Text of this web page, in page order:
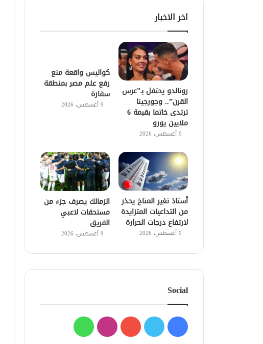
اخر الاخبار
رونالدو يحتفل بـ”عرس
القرن”.. وجورجينا
ترتدى خاتما بقيمة 6
ملايين يورو
9 أغسطس، 2026
كواليس واقعة منع
رفع علم مصر بمنطقة
سقارة
9 أغسطس، 2026
أستاذ تغير المناخ يحذر
من التداعيات المتزايدة
لارتفاع درجات الحرارة
9 أغسطس، 2026
الزمالك يصرف جزء من
مستحقات لاعبي
الفريق
9 أغسطس، 2026
Social
فيسبوك
تويتر يوتيوبانستقرامواتساب